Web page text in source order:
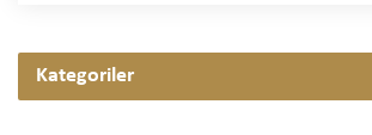
Kategoriler